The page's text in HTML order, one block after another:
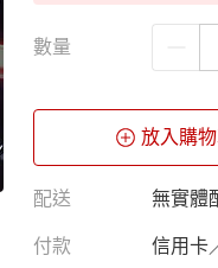
數量
放入購
配送 無實體
付款 信用卡